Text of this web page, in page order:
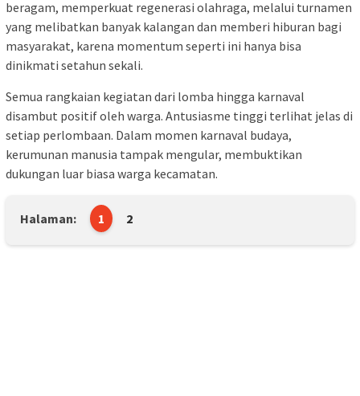
beragam, memperkuat regenerasi olahraga, melalui turnamen
yang melibatkan banyak kalangan dan memberi hiburan bagi
masyarakat, karena momentum seperti ini hanya bisa
dinikmati setahun sekali.
Semua rangkaian kegiatan dari lomba hingga karnaval
disambut positif oleh warga. Antusiasme tinggi terlihat jelas di
setiap perlombaan. Dalam momen karnaval budaya,
kerumunan manusia tampak mengular, membuktikan
dukungan luar biasa warga kecamatan.
Halaman: 1 2